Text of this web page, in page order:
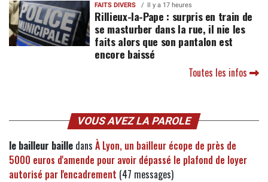
FAITS DIVERS Il y a 17 heures
Rillieux-la-Pape : surpris en train de
se masturber dans la rue, il nie les
faits alors que son pantalon est
encore baissé
Toutes les infos
VOUS AVEZ LA PAROLE
le bailleur baille dans À Lyon, un bailleur écope de près de
5000 euros d'amende pour avoir dépassé le plafond de loyer
autorisé par l'encadrement (47 messages)